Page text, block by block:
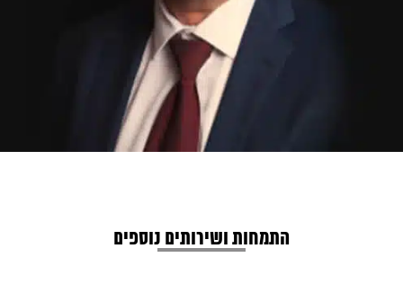
התמחות ושירותים נוספים